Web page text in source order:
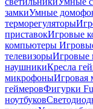
замкиУмные
терморегуляторы
приставокИгровые
компьютеры
телевизоры
наушникиКресла
микрофоныИгровая
геймеровФигурки
ноутбуков